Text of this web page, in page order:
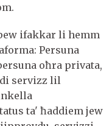
ifakkar li hemm
Persuna
oħra privata,
servizz lil
ta' ħaddiem jew